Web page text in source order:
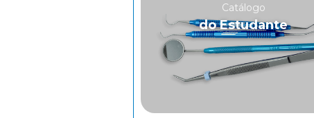
Catálogo
do Estudante